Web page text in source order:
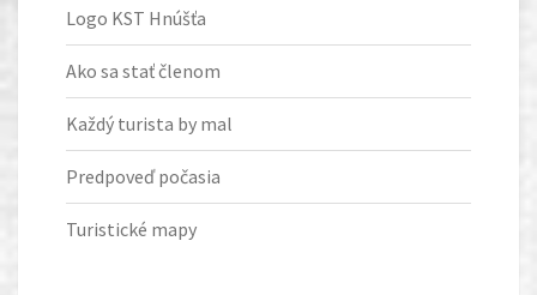
Logo KST Hnúšťa
Ako sa stať členom
Každý turista by mal
Predpoveď počasia
Turistické mapy